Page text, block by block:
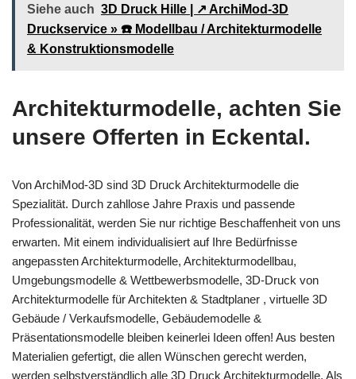
Siehe auch 3D Druck Hille | ↗️ ArchiMod-3D
Druckservice » ☎️ Modellbau / Architekturmodelle
& Konstruktionsmodelle
Architekturmodelle, achten Sie
unsere Offerten in Eckental.
Von ArchiMod-3D sind 3D Druck Architekturmodelle die
Spezialität. Durch zahllose Jahre Praxis und passende
Professionalität, werden Sie nur richtige Beschaffenheit von uns
erwarten. Mit einem individualisiert auf Ihre Bedürfnisse
angepassten Architekturmodelle, Architekturmodellbau,
Umgebungsmodelle & Wettbewerbsmodelle, 3D-Druck von
Architekturmodelle für Architekten & Stadtplaner , virtuelle 3D
Gebäude / Verkaufsmodelle, Gebäudemodelle &
Präsentationsmodelle bleiben keinerlei Ideen offen! Aus besten
Materialien gefertigt, die allen Wünschen gerecht werden,
werden selbstverständlich alle 3D Druck Architekturmodelle. Als